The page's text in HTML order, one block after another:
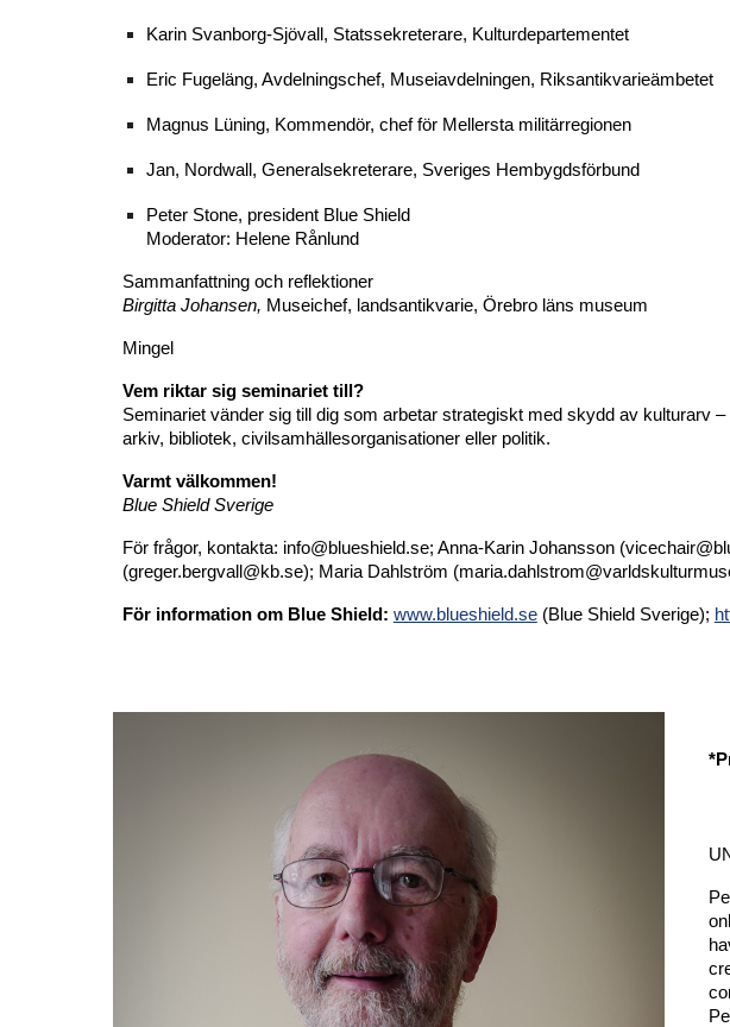
Karin Svanborg-Sjövall, Statssekreterare, Kulturdepartementet
Eric Fugeläng, Avdelningschef, Museiavdelningen, Riksantikvarieämbetet
Magnus Lüning, Kommendör, chef för Mellersta militärregionen
Jan, Nordwall, Generalsekreterare, Sveriges Hembygdsförbund
Peter Stone, president Blue Shield
Moderator: Helene Rånlund
Sammanfattning och reflektioner
Birgitta Johansen, Museichef, landsantikvarie, Örebro läns museum
Mingel
Vem riktar sig seminariet till?
Seminariet vänder sig till dig som arbetar strategiskt med skydd av kulturarv
arkiv, bibliotek, civilsamhällesorganisationer eller politik.
Varmt välkommen!
Blue Shield Sverige
För frågor, kontakta: info@blueshield.se; Anna-Karin Johansson
(greger.bergvall@kb.se); Maria Dahlström
För information om Blue Shield: www.blueshield.se(Blue Shield Sverige);